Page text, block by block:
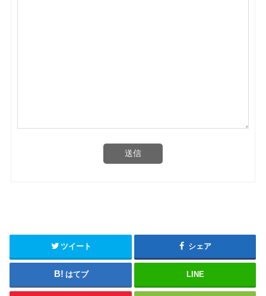
送信
ツイート シェア
はてブ LINE